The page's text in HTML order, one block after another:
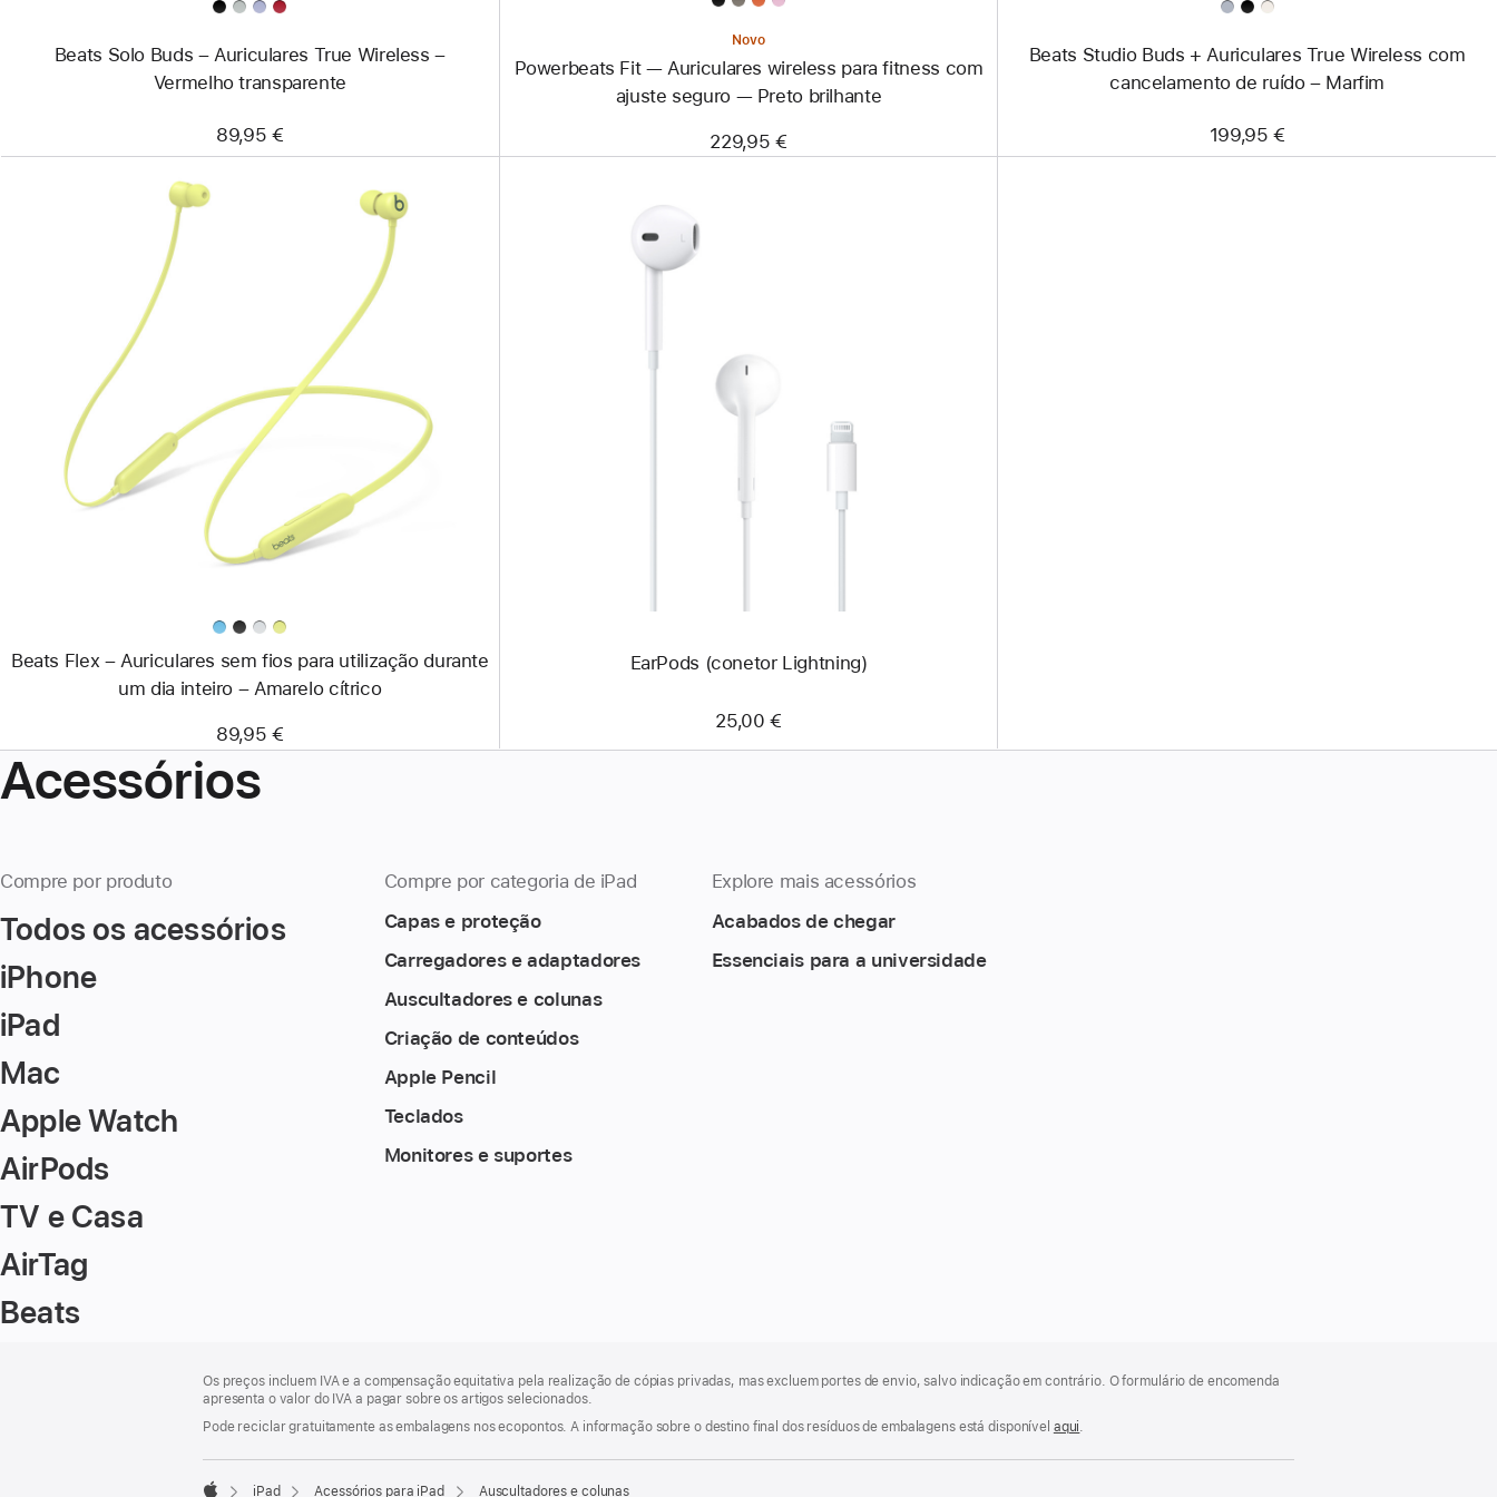
Beats Solo Buds – Auriculares True Wireless –
Vermelho transparente
89,95 €
Novo
Powerbeats Fit — Auriculares wireless para fitness com
ajuste seguro — Preto brilhante
229,95 €
Beats Studio Buds + Auriculares True Wireless com
cancelamento de ruído – Marfim
199,95 €
-
Beats Flex
Auriculares
sem
fios
para
utilização
durante
um
–
Beats Flex – Auriculares sem fios para utilização durante
um dia inteiro – Amarelo cítrico
89,95 €
Anterior
Imagem
-
EarPods
EarPods (conetor Lightning)
25,00 €
Acessórios
Compre por produto
Todos os acessórios
iPhone
iPad
Mac
Apple Watch
AirPods
TV e Casa
AirTag
Beats
Compre por categoria de iPad
Capas e proteção
Carregadores e adaptadores
Auscultadores e colunas
Criação de conteúdos
Apple Pencil
Teclados
Monitores e suportes
Explore mais acessórios
Acabados de chegar
Essenciais para a universidade
de
rodapé
Os preços incluem IVA e a compensação equitativa pela realização de cópias privadas, mas excluem portes de envio, salvo indicação em contrário. O formulário de encomenda
apresenta o valor do IVA a pagar sobre os artigos selecionados.
Pode reciclar gratuitamente as embalagens nos ecopontos. A informação sobre o destino final dos resíduos de embalagens está disponível aqui.
iPad Acessórios para iPad Auscultadores e colunas